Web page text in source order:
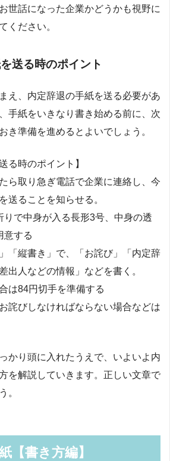
世話になった企業かどうかも視野に
ください。
送る時のポイント
え、内定辞退の手紙を送る必要があ
手紙をいきなり書き始める前に、次
き準備を進めるとよいでしょう。
る時のポイント】
ら取り急ぎ電話で企業に連絡し、今
送ることを知らせる。
りで中身が入る長形3号、中身の透
意する
「縦書き」で、「お詫び」「内定辞
出人などの情報」などを書く。
は84円切手を準備する
詫びしなければならない場合などは
かり頭に入れたうえで、いよいよ内
を解説していきます。正しい文章で
。
【書き方編】